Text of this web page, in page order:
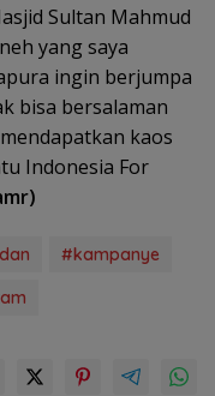
Sultan Mahmud
yang saya
ingin berjumpa
bisa bersalaman
kaos
Indonesia For
#kampanye